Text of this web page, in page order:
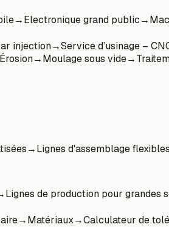
→Electronique grand public→
injection→Service d’usinage –
Érosion→Moulage sous vide→
→Lignes d'assemblage flexibles
Lignes de production pour grandes
→Matériaux→Calculateur de